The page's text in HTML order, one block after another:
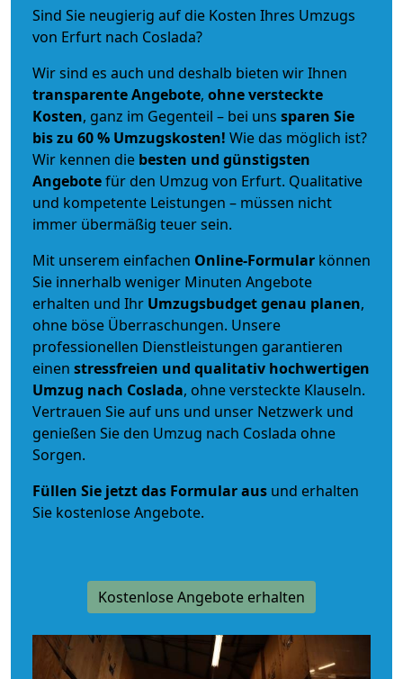
Sind Sie neugierig auf die Kosten Ihres Umzugs
von Erfurt nach Coslada?
Wir sind es auch und deshalb bieten wir Ihnen
transparente Angebote, ohne versteckte
Kosten, ganz im Gegenteil – bei uns sparen Sie
bis zu 60 % Umzugskosten! Wie das möglich ist?
Wir kennen die besten und günstigsten
Angebotefür den Umzug von Erfurt. Qualitative
und kompetente Leistungen – müssen nicht
immer übermäßig teuer sein.
Mit unserem einfachen Online-Formular können
Sie innerhalb weniger Minuten Angebote
erhalten und Ihr Umzugsbudgetgenau planen,
ohne böse Überraschungen. Unsere
professionellen Dienstleistungen garantieren
einen stressfreien und qualitativ hochwertigen
Umzug nach Coslada, ohne versteckte Klauseln.
Vertrauen Sie auf uns und unser Netzwerk und
genießen Sie den Umzug nach Coslada ohne
Sorgen.
Füllen Sie jetzt das Formular aus und erhalten
Sie kostenlose Angebote.
Kostenlose Angebote erhalten